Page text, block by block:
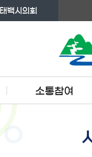
태백시의회
소통참여